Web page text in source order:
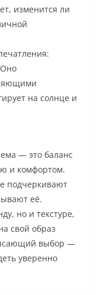
изменится ли
на солнце и
— это баланс
и комфортом.
подчеркивают
её.
но и текстуре,
свой образ
выбор —
уверенно